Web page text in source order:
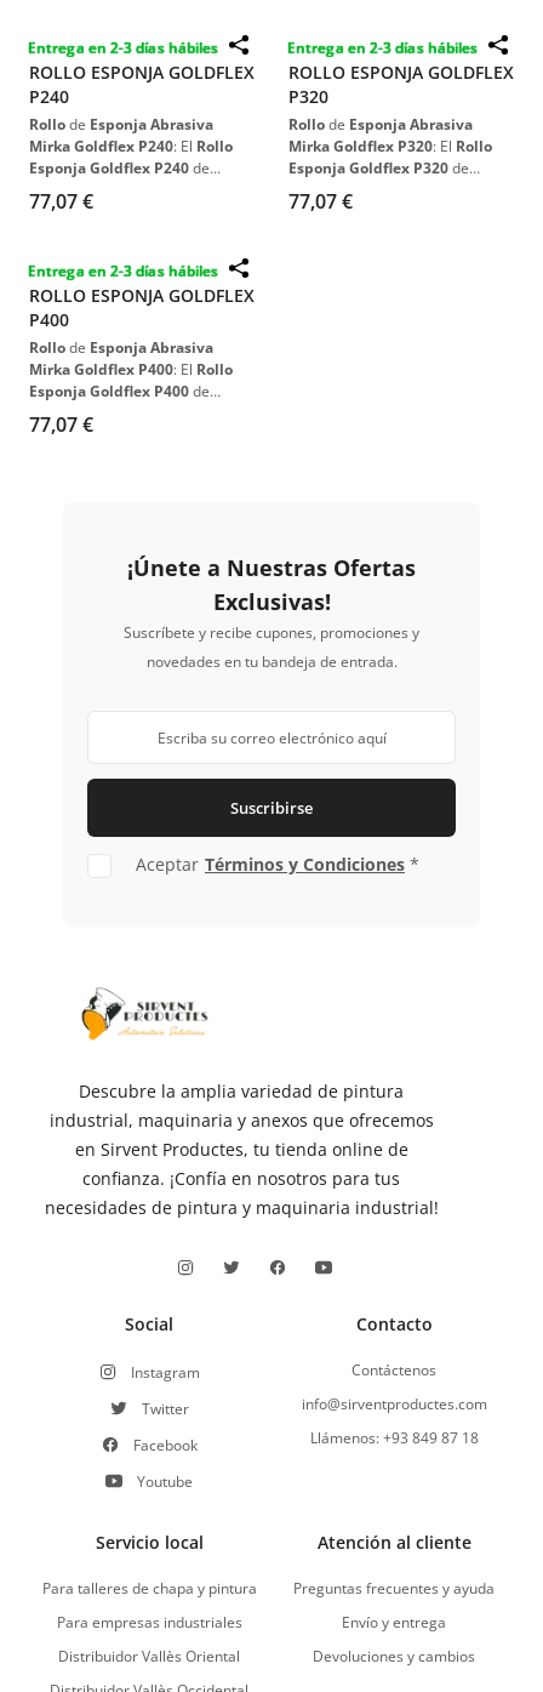
de
polvo.
de
polvo.
Entrega en 2-3 días hábiles
ROLLO ESPONJA GOLDFLEX
P240
Rollode Esponja Abrasiva
Mirka Goldflex P240: El Rollo
Esponja Goldflex P240de
Mirka, con su
flexible , es perfecto para el
paradetalles difícilesde
alcanzar en laindustria
automotriz
77,07 €
Entrega en 2-3 días hábiles
ROLLO ESPONJA GOLDFLEX
P320
Rollode Esponja Abrasiva
Mirka Goldflex P320: El Rollo
Esponja Goldflex P320de
Mirka, con su
flexible , es perfecto para el
77,07 €
Entrega en 2-3 días hábiles
ROLLO ESPONJA GOLDFLEX
P400
Rollode Esponja Abrasiva
Mirka Goldflex P400: El Rollo
Esponja Goldflex P400de
Mirka, con su
flexible , es perfecto para el
77,07 €
¡Únete a Nuestras Ofertas
Exclusivas!
Suscríbete y recibe cupones, promociones y
novedades en tu bandeja de entrada.
Suscribirse
Aceptar Términos y Condiciones *
Descubre la amplia variedad de pintura
industrial, maquinaria y anexos que ofrecemos
en Sirvent Productes, tu tienda online de
confianza. ¡Confía en nosotros para tus
necesidades de pintura y maquinaria industrial!
Social
Instagram
Twitter
Facebook
Youtube
Contacto
Contáctenos
info@sirventproductes.com
Llámenos: +93 849 87 18
Servicio local
Para talleres de chapa y pintura
Para empresas industriales
Distribuidor Vallès Oriental
Atención al cliente
Preguntas frecuentes y ayuda
Envío y entrega
Devoluciones y cambios